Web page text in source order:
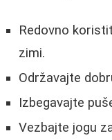
Redovno
zimi.
Održavajte
Izbegavajte
Vezbajte jogu